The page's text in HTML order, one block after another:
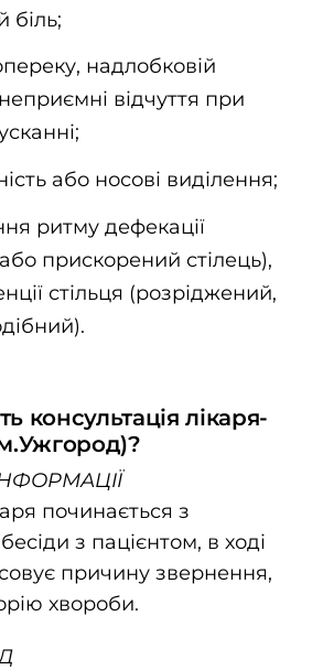
біль;
надлобковій
відчуття при
або носові виділення;
ритму дефекації
прискорений стілець),
стільця (розріджений,
консультація лікаря-
починається з
з пацієнтом, в ході
причину звернення,
хвороби.